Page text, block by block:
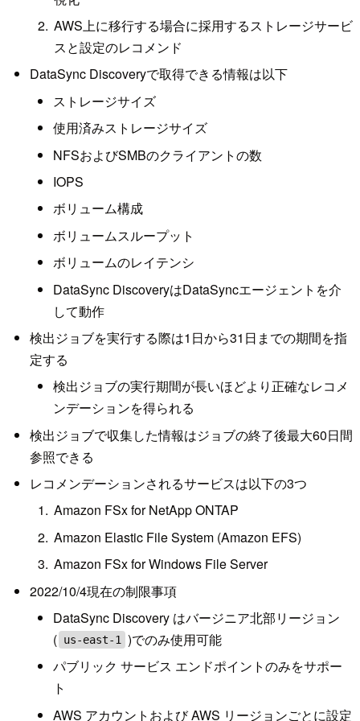
AWS上に移行する場合に採用するストレージサービ
スと設定のレコメンド
DataSync Discoveryで取得できる情報は以下
ストレージサイズ
使用済みストレージサイズ
NFSおよびSMBのクライアントの数
IOPS
ボリューム構成
ボリュームスループット
ボリュームのレイテンシ
DataSync DiscoveryはDataSyncエージェントを介
して動作
検出ジョブを実行する際は1日から31日までの期間を指
定する
検出ジョブの実行期間が長いほどより正確なレコメ
ンデーションを得られる
検出ジョブで収集した情報はジョブの終了後最大60日間
参照できる
レコメンデーションされるサービスは以下の3つ
Amazon FSx for NetApp ONTAP
Amazon Elastic File System (Amazon EFS)
Amazon FSx for Windows File Server
2022/10/4現在の制限事項
DataSync Discovery はバージニア北部リージョン
( us-east-1
)でのみ使用可能
パブリック サービス エンドポイントのみをサポー
ト
AWS アカウントおよび AWS リージョンごとに設定